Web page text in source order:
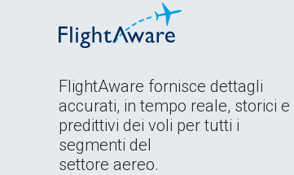
FlightAware fornisce dettagli
accurati, in tempo reale, storici e
predittivi dei voli per tutti i
segmenti del
settore aereo.